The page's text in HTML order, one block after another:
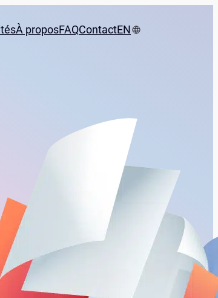
À proposFAQContactEN